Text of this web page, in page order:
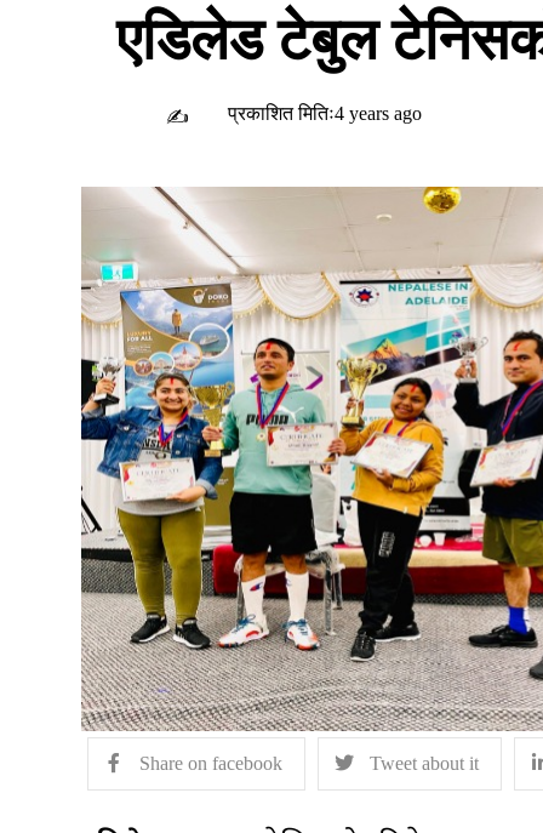
एडिलेड टेबुल
✍ प्रकाशित मितिः4 years ago
Share on facebook Tweet about it